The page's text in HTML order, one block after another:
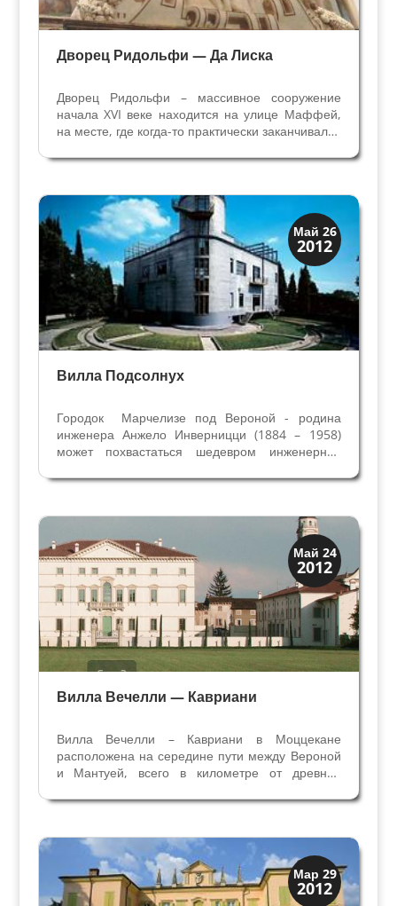
Дворец Ридольфи — Да Лиска
Дворец Ридольфи – массивное сооружение
начала XVI веке находится на улице Маффей,
на месте, где когда-то практически заканчивался
Лиска, перестроили здание в девятнадцатом
надстроен...
Май 26
2012
Виллы и дворцы
Скрытая Верона
Вилла Подсолнух
Городок Марчелизе под Вероной - родина
инженера Анжело Инверницци (1884 – 1958)
может похвастаться шедевром инженерной
который двигается за солнцем, как подсолнух.
рационализма...
Май 24
2012
Виллы и дворцы
Скрытая Верона
Вилла Вечелли — Кавриани
Вилла Вечелли – Кавриани в Моццекане
расположена на середине пути между Вероной
и Мантуей, всего в километре от древней
средние века была яблоком раздора между
Мантуи. Вилла на этой...
Мар 29
2012
Виллы и дворцы
Скрытая Верона